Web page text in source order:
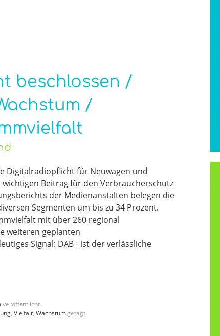
beschlossen /
/
Digitalradiopflicht für Neuwagen und
Beitrag für den Verbraucherschutz
der Medienanstalten belegen die
Segmenten um bis zu 34 Prozent.
mit über 260 regional
weiteren geplanten
Signal: DAB+ ist der verlässliche
veröffentlicht
, Vielfalt, Wachstum getagt.